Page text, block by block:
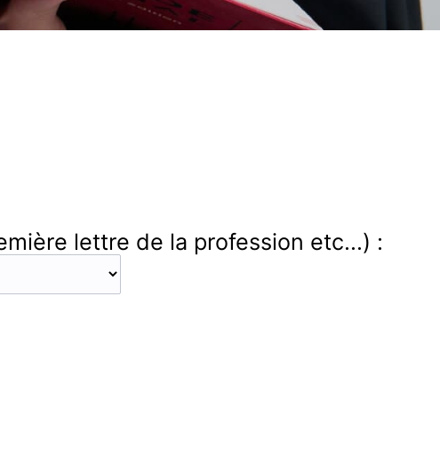
lettre de la profession etc...) :